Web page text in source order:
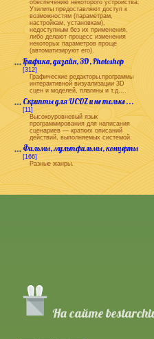
обеспечению некоторого устройства.
Утилиты предоставляют доступ к
возможностям (параметрам,
настройкам, установкам),
недоступным без их применения,
либо делают процесс изменения
некоторых параметров проще
(автоматизируют его).
Графика, дизайн, 3D, Photoshop
[312]
Графические редакторы,программы
интерактивной визуализации 3D
сцен и моделей, плагины и т.д....
Скрипты для UCOZ и не только...
[11]
Высокоуровневый язык
программирования для написания
сценариев — кратких описаний
действий, выполняемых системой.
Фильмы, мультфильмы, концерты
[166]
Разные жанры.
На сайте